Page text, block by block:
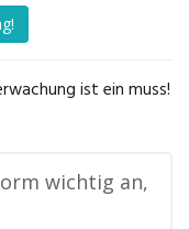
ist ein muss!
wichtig an,